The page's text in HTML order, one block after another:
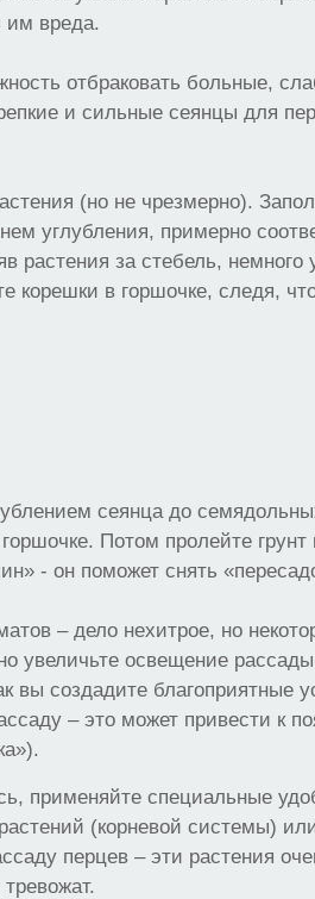
им вреда.
отбраковать больные,
и сильные сеянцы для
(но не чрезмерно).
углубления, примерно
растения за стебель, немного
корешки в горшочке, следя,
сеянца до
Потом пролейте
- он поможет снять
– дело нехитрое, но
увеличьте освещение
вы создадите благоприятные
– это может привести к
применяйте специальные
(корневой системы)
перцев – эти растения